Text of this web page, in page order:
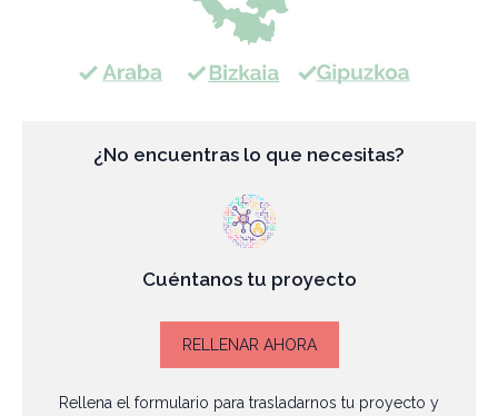
¿No encuentras lo que necesitas?
Cuéntanos tu proyecto
RELLENAR AHORA
Rellena el formulario para trasladarnos tu proyecto y